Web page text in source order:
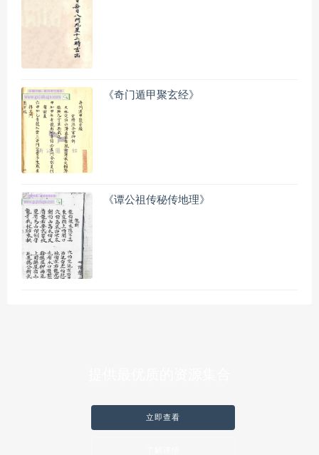
《奇门遁甲聚玄经》
《谭公祖传秘传地理》
立即查看